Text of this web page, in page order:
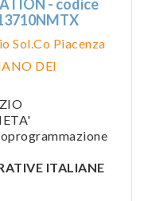
- codice
Sol.Co Piacenza
DEI
ITALIANE